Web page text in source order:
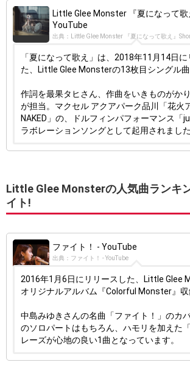
Little Glee Monster 『夏になって
YouTube
出典：Little Glee Monster 『夏になって歌え』
「夏になって歌え」は、2018年11月14日
た、Little Glee Monsterの13枚目シングル曲
作詞を最果タヒさん、作曲をいきものがか
が担当。マクセル アクアパーク品川「花火
NAKED」の、ドルフィンパフォーマンス「
ラボレーションソングとして起用されました
Little Glee Monsterの人気曲ランキ
イト!
ファイト！ - YouTube
出典：ファイト！ - YouTube
2016年1月6日にリリースした、Little Glee
オリジナルアルバム『Colorful Monster』収
中島みゆきさんの名曲「ファイト！」のカ
のソロパートはもちろん、ハモリを加えた
レーズが心地の良い1曲となっています。